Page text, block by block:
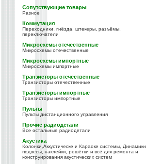
Сопутствующие товары
Разное
Коммутация
Переходники, гнёзда, штекеры, разъёмы,
переключатели
Микросхемы отечественные
Микросхемы отечественные
Микросхемы импортные
Микросхемы импортные
Транзисторы отечественные
Транзисторы отечественные
Транзисторы импортные
Транзисторы импортные
Пульты
Пульты дистанционного управления
Прочие радиодетали
Все остальные радиодетали
Акустика
Колонки,Аккустическе и Караоке системы, Динамики,
подвесы, наклейки, решётки и всё для ремонта и
конструирования акустических систем